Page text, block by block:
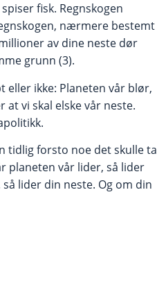
fisk. Regnskogen
nærmere bestemt
av dine neste dør
grunn (3).
eller ikke: Planeten vår blør,
vi skal elske vår neste.
tidlig forsto noe det skulle ta
planeten vår lider, så lider
lider din neste. Og om din